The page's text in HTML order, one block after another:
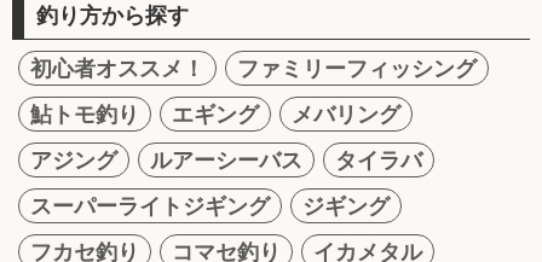
釣り方から探す
初心者オススメ！
ファミリーフィッシング
鮎トモ釣り
エギング
メバリング
アジング
ルアーシーバス
タイラバ
スーパーライトジギング
ジギング
フカセ釣り
コマセ釣り
イカメタル